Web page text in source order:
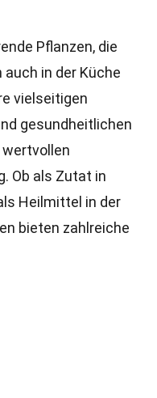
Pflanzen, die
in der Küche
vielseitigen
gesundheitlichen
Ob als Zutat in
Heilmittel in der
bieten zahlreiche